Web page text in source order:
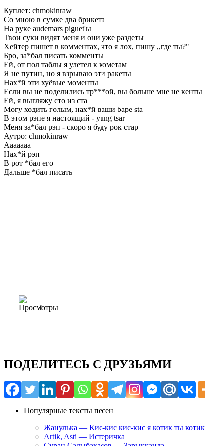
Куплет: chmokinraw
Со мною в сумке два брикета
На руке audemars piguet'ы
Твои суки видят меня и они уже раздеты
Хейтер пишет в комментах, что я лох, пишу ,,где ты?"
Бро, за*бал писать комменты
Ей, от пол таблы я улетел к кометам
Я не путин, но я взрываю эти ракеты
Нах*й эти хуёвые моменты
Если вы не поделились тр***ой, вы больше мне не кенты
Ей, я выгляжу сто из ста
Могу ходить голым, нах*й ваши bape sta
В этом рэпе я настоящий - yung tsar
Меня за*бал рэп - скоро я буду рок стар
Аутро: chmokinraw
Ааааааа
Нах*й рэп
В рот *бал его
Дальше *бал писать
4
ПОДЕЛИТЕСЬ С ДРУЗЬЯМИ
Популярные тексты песен
Жанулька — Кис-кис кис-кис я котик ты котик
Artik, Asti — Истеричка